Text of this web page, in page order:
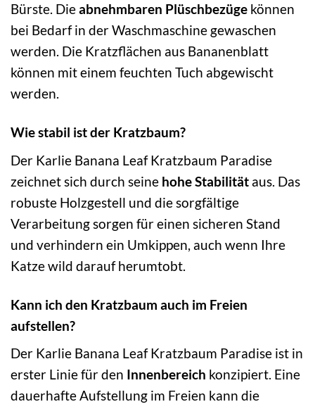
Bürste. Dieabnehmbaren Plüschbezüge können
bei Bedarf in der Waschmaschine gewaschen
werden. Die Kratzflächen aus Bananenblatt
können mit einem feuchten Tuch abgewischt
werden.
Wie stabil ist der Kratzbaum?
Der Karlie Banana Leaf Kratzbaum Paradise
zeichnet sich durch seine hohe Stabilität aus. Das
robuste Holzgestell und die sorgfältige
Verarbeitung sorgen für einen sicheren Stand
und verhindern ein Umkippen, auch wenn Ihre
Katze wild darauf herumtobt.
Kann ich den Kratzbaum auch im Freien
aufstellen?
Der Karlie Banana Leaf Kratzbaum Paradise ist in
erster Linie für den Innenbereich konzipiert. Eine
dauerhafte Aufstellung im Freien kann die